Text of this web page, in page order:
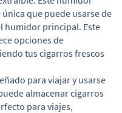
que puede usarse de
humidor principal. Este
opciones de
tus cigarros frescos
para viajar y usarse
almacenar cigarros
para viajes,